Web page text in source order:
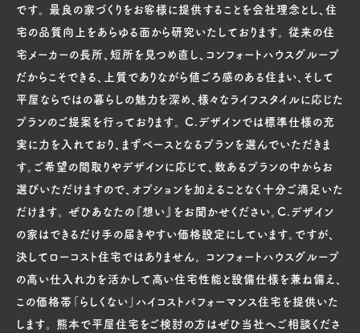
です。 最良の家づくりをお客様に提供することを会社理念とし、住
宅の品質向上をあらゆる面から研究いたしております。 従来の住
宅メーカーの長所、短所を見つめ直し、コンフォートハウスグループ
だからこそできる、上質でありながら値ごろ感のある住まい、そして
平屋ならではの暮らしの魅力を深め、様々なライフスタイルに応じた
プランのご提案を行っております。 C.デザインでは標準仕様の充
実に力を入れており、まずベースとなるプランを選んでいただきま
す。ご希望の間取りやデザインに応じて、数あるプランの中からお
選びいただけますので、オプションを加えることなく十分ご満足いた
だけます。 ぜひあなたの『想い』をお聞かせください。C.デザイン
の家はできるだけ手の届きやすい価格設定にしています。ですが、
決してローコスト住宅ではありません。 コンフォートハウスグループ
の高い仕入れ力を活かして高い住宅性能と設備仕様を兼ね備え、
この価格帯「らしくない」ハイコストパフォーマンス住宅を提供いた
します。 熊本で平屋住宅をご検討の方はぜひ当社へご相談くださ